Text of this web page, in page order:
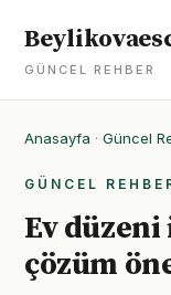
GÜNCEL REHBER
Anasayfa · Güncel
GÜNCEL
Ev
çözüm